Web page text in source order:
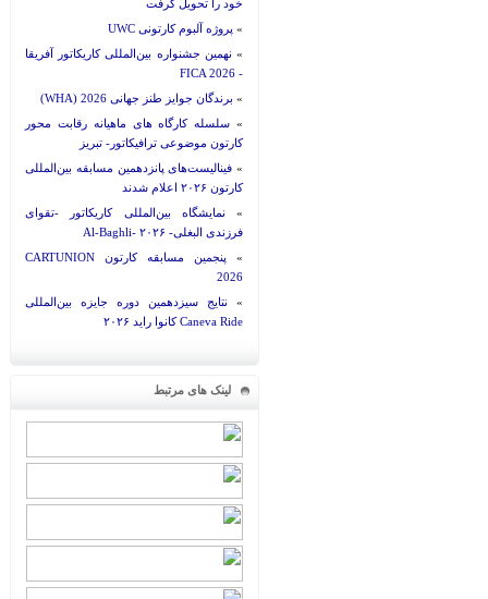
خود را تحویل گرفت
» پروژه آلبوم کارتونی UWC
» نهمین جشنواره بین‌المللی کاریکاتور آفریقا
- FICA 2026
» برندگان جوایز طنز جهانی 2026 (WHA)
» سلسله کارگاه های ماهیانه رقابت محور
کارتون موضوعی ترافیکاتور- تبریز
» فینالیست‌های پانزدهمین مسابقه بین‌المللی
کارتون ۲۰۲۶ اعلام شدند
» نمایشگاه بین‌المللی کاریکاتور -تقوای
فرزندی البغلی- Al-Baghli- ۲۰۲۶
»
پنجمین مسابقه کارتون CARTUNION
2026
» نتایج سیزدهمین دوره جایزه بین‌المللی
Caneva Ride کانوا راید ۲۰۲۶
لینک های مرتبط